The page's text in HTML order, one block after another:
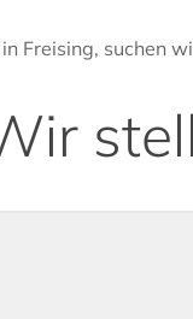
Freising, suchen